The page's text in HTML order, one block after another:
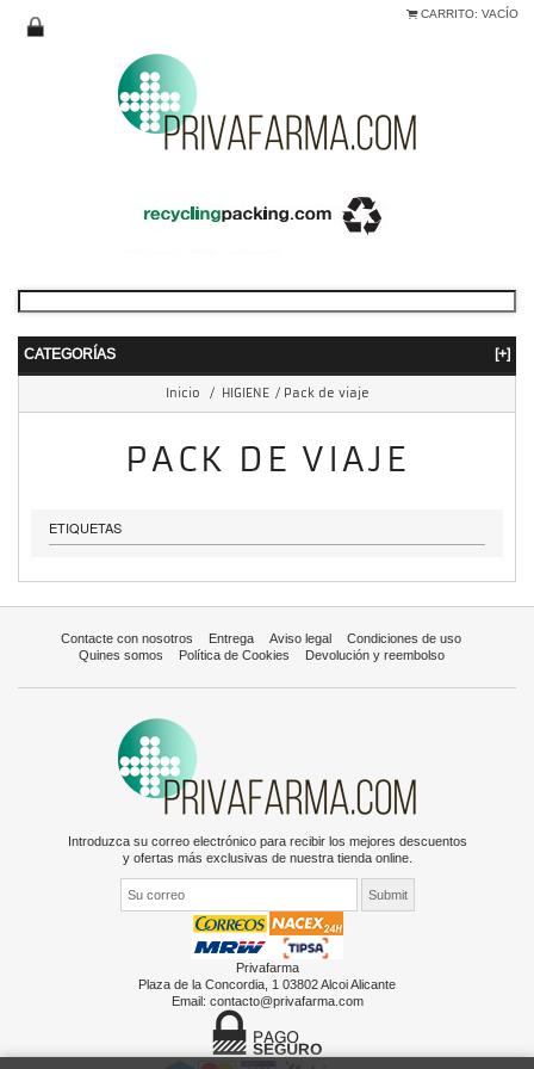
CARRITO: VACÍO
CATEGORÍAS [+]
Inicio / HIGIENE / Pack de viaje
PACK DE VIAJE
ETIQUETAS
Contacte con nosotros Entrega Aviso legal
Condiciones de uso
Quines somos
Política de Cookies Devolución y reembolso
Introduzca su correo electrónico para recibir los mejores descuentos
y ofertas más exclusivas de nuestra tienda online.
Privafarma
Plaza de la Concordia, 1 03802 Alcoi Alicante
Email: contacto@privafarma.com